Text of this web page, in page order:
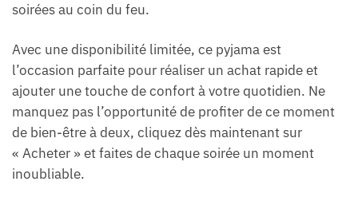
soirées au coin du feu.
Avec une disponibilité limitée, ce pyjama est
l’occasion parfaite pour réaliser un achat rapide et
ajouter une touche de confort à votre quotidien. Ne
manquez pas l’opportunité de profiter de ce moment
de bien-être à deux, cliquez dès maintenant sur
« Acheter » et faites de chaque soirée un moment
inoubliable.